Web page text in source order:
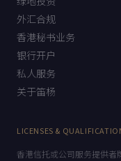
外汇合规
香港秘书业务
银行开户
私人服务
关于笛杨
LICENSES &
香港信托或公司服务提供者